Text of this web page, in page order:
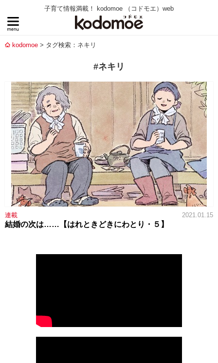
子育て情報満載！ kodomoe （コドモエ）web
kodomoe タグ検索：ネキリ
#ネキリ
連載 2021.01.15
結婚の次は……【はれときどきにわとり・５】